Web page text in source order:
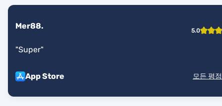
Mer88. 5.0
"Super"
App Store 모든 평